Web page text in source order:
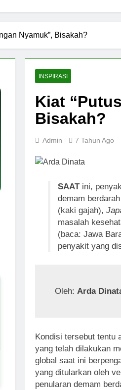
Nyamuk”, Bisakah?
INSPIRASI
Kiat
Bisakah?
Admin 7 Tahun Ago
SAATini,
demam berdarah
(kaki gajah),
masalah
(baca: Jawa
penyakit yang
Oleh: Arda
Kondisi tersebut tentu
yang telah dilakukan
global saat ini
yang ditularkan oleh
penularan demam